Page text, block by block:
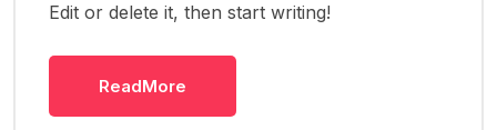
Edit or delete it, then start writing!
ReadMore